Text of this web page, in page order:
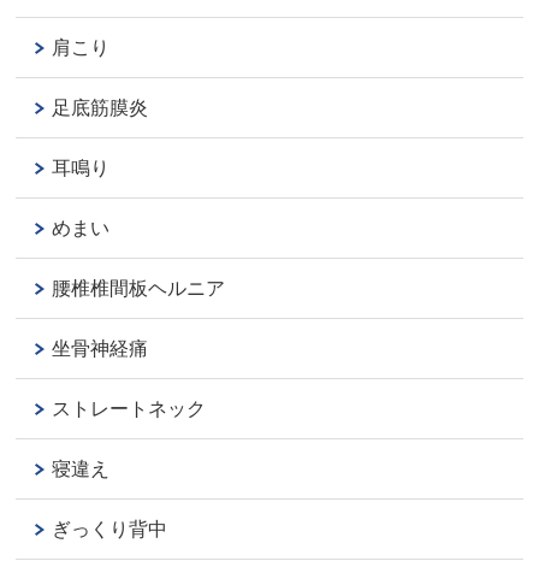
肩こり
足底筋膜炎
耳鳴り
めまい
腰椎椎間板ヘルニア
坐骨神経痛
ストレートネック
寝違え
ぎっくり背中